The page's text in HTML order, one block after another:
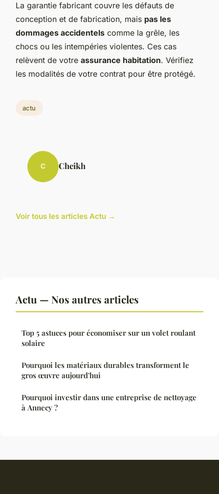
La garantie fabricant couvre les défauts de
conception et de fabrication, mais pas les
dommages accidentels comme la grêle, les
chocs ou les intempéries violentes. Ces cas
relèvent de votre assurance habitation. Vérifiez
les modalités de votre contrat pour être protégé.
actu
C Cheikh
Voir tous les articles Actu →
Actu — Nos autres articles
Top 5 astuces pour économiser sur un volet roulant
solaire
Pourquoi les matériaux durables transforment le
gros œuvre aujourd'hui
Pourquoi investir dans une entreprise de nettoyage
à Annecy ?